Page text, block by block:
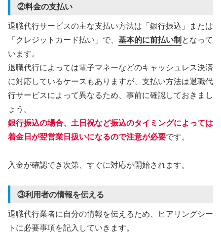
②料金の支払い
退職代行サービスの主な支払い方法は「銀行振込」または
「クレジットカード払い」で、 基本的に前払い制となって
います。
退職代行によっては電子マネーなどのキャッシュレス決済
に対応しているケースもありますが、支払い方法は退職代
行サービスによって異なるため、事前に確認しておきまし
ょう。
銀行振込の場合、土日祝など振込のタイミングによっては
着金日が翌営業日扱いになるので注意が必要です。
入金が確認でき次第、すぐに対応が開始されます。
③利用者の情報を伝える
退職代行業者に自分の情報を伝えるため、ヒアリングシー
トに必要事項を記入していきます。